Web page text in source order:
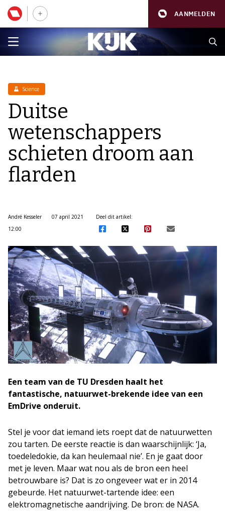
AANMELDEN
Science
Duitse
wetenschappers
schieten droom aan
flarden
André Kesseler
07 april 2021
12:00
Deel dit artikel:
Een team van de TU Dresden haalt het
fantastische, natuurwet-brekende idee van een
EmDrive onderuit.
Stel je voor dat iemand iets roept dat de natuurwetten
zou tarten. De eerste reactie is dan waarschijnlijk: ‘Ja,
toedeledokie, da kan heulemaal nie’. En je gaat door
met je leven. Maar wat nou als de bron een heel
betrouwbare is? Dat is zo ongeveer wat er in 2014
gebeurde. Het natuurwet-tartende idee: een
elektromagnetische aandrijving. De bron: de NASA.